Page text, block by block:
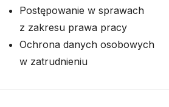
Postępowanie w sprawach
z zakresu prawa pracy
Ochrona danych osobowych
w zatrudnieniu